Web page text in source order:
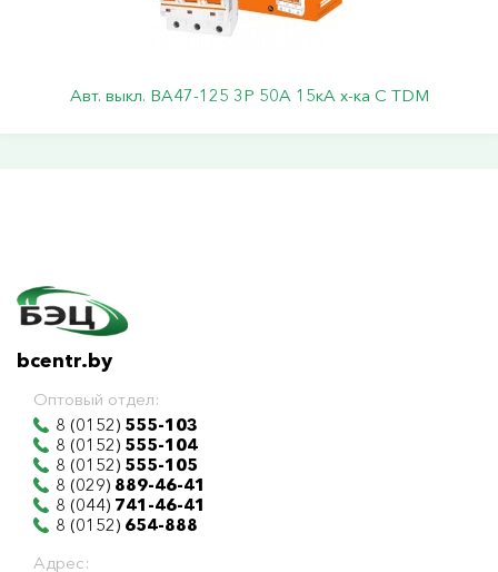
Авт. выкл. ВА47-125 3Р 50А 15кА х-ка С TDM
bcentr.by
Оптовый отдел:
8 (0152) 555-103
8 (0152) 555-104
8 (0152) 555-105
8 (029) 889-46-41
8 (044) 741-46-41
8 (0152) 654-888
Адрес: